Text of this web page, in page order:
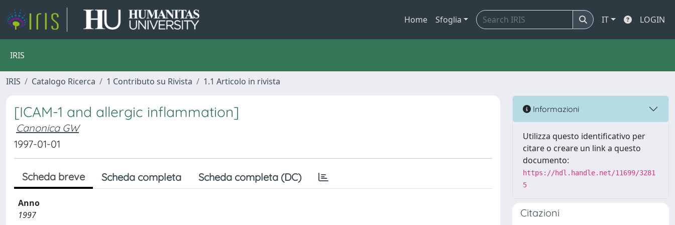
Home Sfoglia IT LOGIN
IRIS
IRIS Catalogo Ricerca 1 Contributo su Rivista 1.1 Articolo in rivista
[ICAM-1 and allergic inflammation]
Canonica GW
1997-01-01
Scheda breve Scheda completa Scheda completa (DC)
Anno
1997
Informazioni
Utilizza questo identificativo per
citare o creare un link a questo
documento:
https://hdl.handle.net/11699/3281
5
Citazioni